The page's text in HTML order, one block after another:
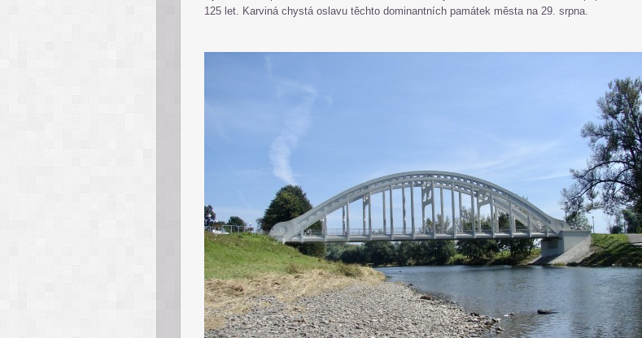
125 let. Karviná chystá oslavu těchto dominantních památek města na 29. srpna.
Kurzy.cz